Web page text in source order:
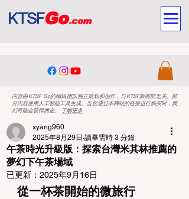
内容由KTSF Go的编辑团队独立策划和创作，与KTSF新闻部无关。部
分内容使用人工智能工具生成。当您通过本网站的链接进行购买时，我
们可能会获得佣金。
了解更多
午茶時光升級版：探索台灣米其林推薦的
夢幻下午茶場域
xyang960
2025年8月29日 讀畢需時 3 分鐘
已更新： 2025年9月16日
從一杯茶開始的微旅行